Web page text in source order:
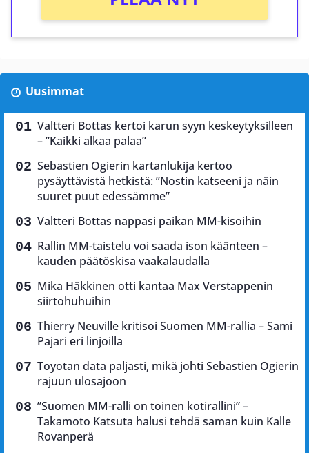
Uusimmat
Valtteri Bottas kertoi karun syyn keskeytyksilleen
– ”Kaikki alkaa palaa”
Sebastien Ogierin kartanlukija kertoo
pysäyttävistä hetkistä: ”Nostin katseeni ja näin
suuret puut edessämme”
Valtteri Bottas nappasi paikan MM-kisoihin
Rallin MM-taistelu voi saada ison käänteen –
kauden päätöskisa vaakalaudalla
Mika Häkkinen otti kantaa Max Verstappenin
siirtohuhuihin
Thierry Neuville kritisoi Suomen MM-rallia – Sami
Pajari eri linjoilla
Toyotan data paljasti, mikä johti Sebastien Ogierin
rajuun ulosajoon
”Suomen MM-ralli on toinen kotirallini” –
Takamoto Katsuta halusi tehdä saman kuin Kalle
Rovanperä